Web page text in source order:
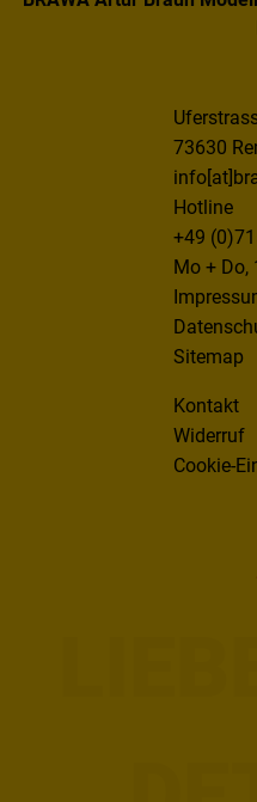
73630
Hotline
+49
Mo + Do,
Sitemap
Kontakt
Widerruf
Cookie-